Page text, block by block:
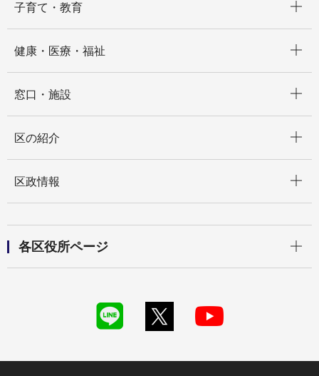
子育て・教育
健康・医療・福祉
窓口・施設
区の紹介
区政情報
各区役所ページ